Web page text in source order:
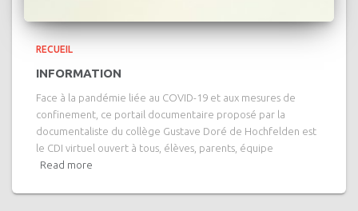
RECUEIL
INFORMATION
Face à la pandémie liée au COVID-19 et aux mesures de
confinement, ce portail documentaire proposé par la
documentaliste du collège Gustave Doré de Hochfelden est
le CDI virtuel ouvert à tous, élèves, parents, équipe
Read more